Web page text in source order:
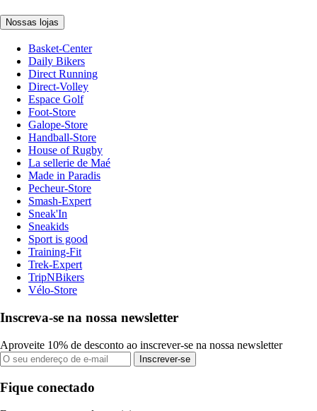
Nossas lojas
Basket-Center
Daily Bikers
Direct Running
Direct-Volley
Espace Golf
Foot-Store
Galope-Store
Handball-Store
House of Rugby
La sellerie de Maé
Made in Paradis
Pecheur-Store
Smash-Expert
Sneak'In
Sneakids
Sport is good
Training-Fit
Trek-Expert
TripNBikers
Vélo-Store
Inscreva-se na nossa newsletter
Aproveite 10% de desconto ao inscrever-se na nossa newsletter
Inscrever-se
Fique conectado